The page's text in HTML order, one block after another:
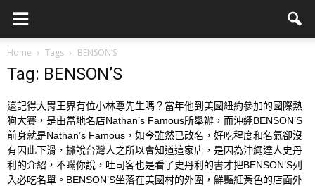
Home Tags BENSON’S
Tag: BENSON’S
還記得大胃王界有位小林尊先生嗎？當年他到美國紐約參加的國際熱
狗大賽，是由當地名店Nathan’s Famous所舉辦，而沖繩BENSON’S
前身就是Nathan’s Famous，如今雖然已改名，好吃程度和名氣卻沒
有因此下滑，據說台灣人之所以會知道這家店，是因為沖繩達人史丹
利的介紹，不瞞你說，吐司客也是看了史丹利的書才把BENSON’S列
入必吃名單。BENSON’S坐落在美國村的外圍，鮮豔紅黃色的店面外